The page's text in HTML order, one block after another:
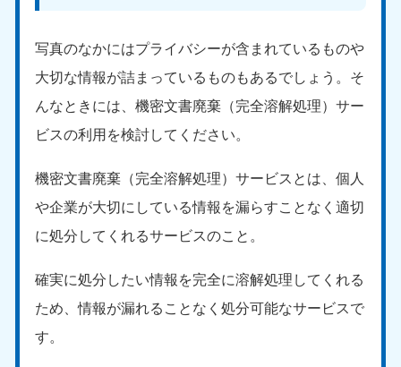
写真のなかにはプライバシーが含まれているものや
大切な情報が詰まっているものもあるでしょう。そ
んなときには、機密文書廃棄（完全溶解処理）サー
ビスの利用を検討してください。
機密文書廃棄（完全溶解処理）サービスとは、個人
や企業が大切にしている情報を漏らすことなく適切
に処分してくれるサービスのこと。
確実に処分したい情報を完全に溶解処理してくれる
ため、情報が漏れることなく処分可能なサービスで
す。
9:00〜19:00 年中無休 9:00〜19:00 年中無休
熊本県
050-1880-9892
9:00〜19:00 年中無休
沖縄県
050-1880-9887